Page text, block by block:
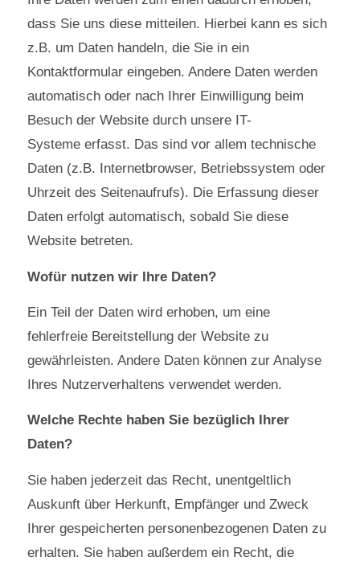
dass Sie uns diese mitteilen. Hierbei kann es sich
z.B. um Daten handeln, die Sie in ein
Kontaktformular eingeben. Andere Daten werden
automatisch oder nach Ihrer Einwilligung beim
Besuch der Website durch unsere IT-
Systeme erfasst. Das sind vor allem technische
Daten (z.B. Internetbrowser, Betriebssystem oder
Uhrzeit des Seitenaufrufs). Die Erfassung dieser
Daten erfolgt automatisch, sobald Sie diese
Website betreten.
Wofür nutzen wir Ihre Daten?
Ein Teil der Daten wird erhoben, um eine
fehlerfreie Bereitstellung der Website zu
gewährleisten. Andere Daten können zur Analyse
Ihres Nutzerverhaltens verwendet werden.
Welche Rechte haben Sie bezüglich Ihrer
Daten?
Sie haben jederzeit das Recht, unentgeltlich
Auskunft über Herkunft, Empfänger und Zweck
Ihrer gespeicherten personenbezogenen Daten zu
erhalten. Sie haben außerdem ein Recht, die